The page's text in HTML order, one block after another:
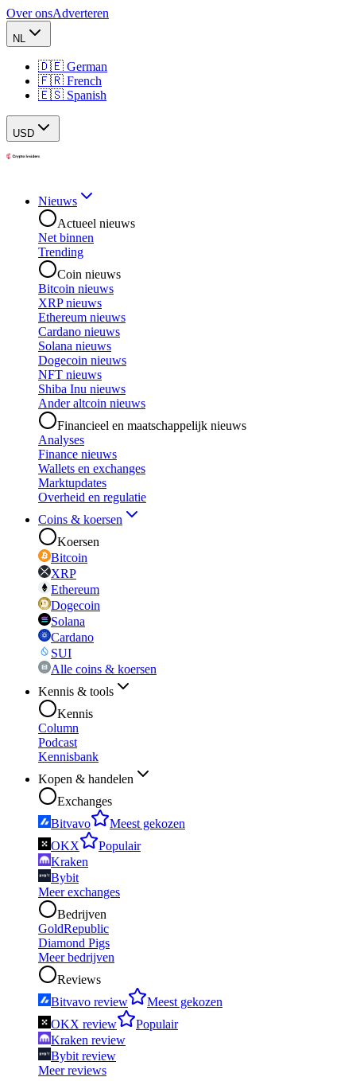
Over onsAdverteren
NL
🇩🇪 German
🇫🇷 French
🇪🇸 Spanish
USD
Nieuws
Actueel nieuws
Net binnen
Trending
Coin nieuws
Bitcoin nieuws
XRP nieuws
Ethereum nieuws
Cardano nieuws
Solana nieuws
Dogecoin nieuws
NFT nieuws
Shiba Inu nieuws
Ander altcoin nieuws
Financieel en maatschappelijk nieuws
Analyses
Finance nieuws
Wallets en exchanges
Marktupdates
Overheid en regulatie
Coins & koersen
Koersen
Bitcoin
XRP
Ethereum
Dogecoin
Solana
Cardano
SUI
Alle coins & koersen
Kennis & tools
Kennis
Column
Podcast
Kennisbank
Kopen & handelen
Exchanges
Bitvavo
Meest gekozen
OKX
Populair
Kraken
Bybit
Meer exchanges
Bedrijven
GoldRepublic
Diamond Pigs
Meer bedrijven
Reviews
Bitvavo review
Meest gekozen
OKX review
Populair
Kraken review
Bybit review
Meer reviews